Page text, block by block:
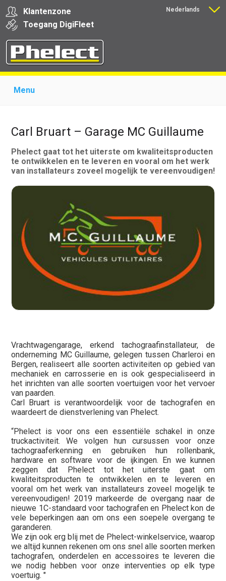
Klantenzone
Toegang DigiFleet
Nederlands
Menu
Producten voor transporteurs
Opleiding
Nieuws
Download
Carl Bruart – Garage MC Guillaume
Phelect gaat tot het uiterste om kwaliteitsproducten
te ontwikkelen en te leveren en vooral om het werk
van installateurs zoveel mogelijk te vereenvoudigen!
Vrachtwagengarage, erkend tachograafinstallateur, de
onderneming MC Guillaume, gelegen tussen Charleroi en
Bergen, realiseert alle soorten activiteiten op gebied van
mechaniek en carrosserie en is ook gespecialiseerd in
het inrichten van alle soorten voertuigen voor het vervoer
van paarden.
Carl Bruart is verantwoordelijk voor de tachografen en
waardeert de dienstverlening van Phelect.
“Phelect is voor ons een essentiële schakel in onze
truckactiviteit. We volgen hun cursussen voor onze
tachograaferkenning en gebruiken hun rollenbank,
hardware en software voor de ijkingen. En we kunnen
zeggen dat Phelect tot het uiterste gaat om
kwaliteitsproducten te ontwikkelen en te leveren en
vooral om het werk van installateurs zoveel mogelijk te
vereenvoudigen! 2019 markeerde de overgang naar de
nieuwe 1C-standaard voor tachografen en Phelect kon de
vele beperkingen aan om ons een soepele overgang te
garanderen.
We zijn ook erg blij met de Phelect-winkelservice, waarop
we altijd kunnen rekenen om ons snel alle soorten merken
tachografen, onderdelen en accessoires te leveren die
we nodig hebben voor onze interventies op elk type
voertuig. "